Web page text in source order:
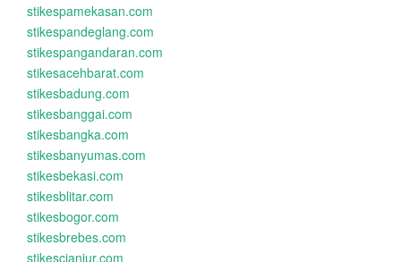
stikespamekasan.com
stikespandeglang.com
stikespangandaran.com
stikesacehbarat.com
stikesbadung.com
stikesbanggai.com
stikesbangka.com
stikesbanyumas.com
stikesbekasi.com
stikesblitar.com
stikesbogor.com
stikesbrebes.com
stikescianjur.com